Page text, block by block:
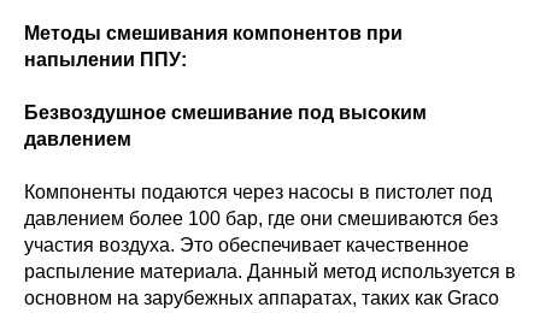
Методы смешивания компонентов при
напылении ППУ:
Безвоздушное смешивание под высоким
давлением
Компоненты подаются через насосы в пистолет под
давлением более 100 бар, где они смешиваются без
участия воздуха. Это обеспечивает качественное
распыление материала. Данный метод используется в
основном на зарубежных аппаратах, таких как Graco